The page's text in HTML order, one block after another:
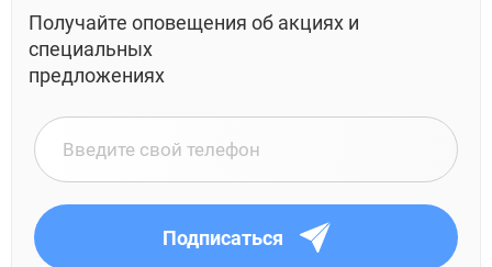
Получайте оповещения об акциях и
специальных
предложениях
Подписаться